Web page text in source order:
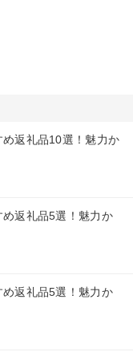
返礼品10選！魅力か
返礼品5選！魅力か
返礼品5選！魅力か